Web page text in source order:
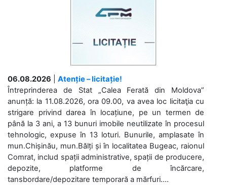
06.08.2026
Atenție – licitație!
Întreprinderea de Stat „Calea Ferată din Moldova”
anunță: la 11.08.2026, ora 09.00, va avea loc licitaţia cu
strigare privind darea în locațiune, pe un termen de
până la 3 ani, a 13 bunuri imobile neutilizate în procesul
tehnologic, expuse în 13 loturi. Bunurile, amplasate în
mun.Chișinău, mun.Bălți și în localitatea Bugeac, raionul
Comrat, includ spații administrative, spații de producere,
depozite, platforme de încărcare,
tansbordare/depozitare temporară a mărfuri....